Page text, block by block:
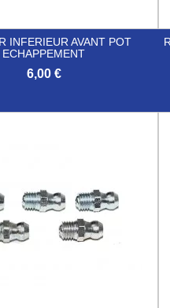
INFERIEUR AVANT POT
ECHAPPEMENT
6,00 €